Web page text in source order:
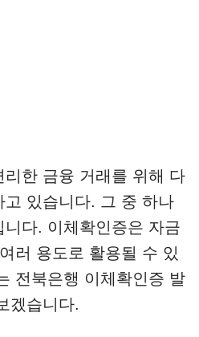
한 금융 거래를 위해 다
있습니다. 그 중 하나
다. 이체확인증은 자금
러 용도로 활용될 수 있
전북은행 이체확인증 발
겠습니다.